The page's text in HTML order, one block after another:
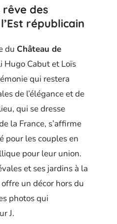
rêve des
républicain
du Château de
Hugo Cabut et Loïs
qui restera
de l’élégance et de
qui se dresse
la France, s’affirme
pour les couples en
pour leur union.
et ses jardins à la
un décor hors du
photos qui
J.